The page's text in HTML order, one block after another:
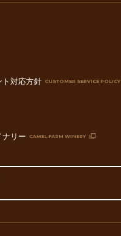
ト対応方針 CUSTOMER SERVICE POLICY
ナリー CAMEL FARM WINERY